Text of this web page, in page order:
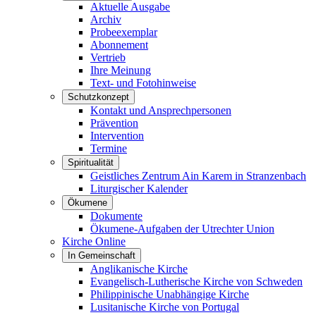
Aktuelle Ausgabe
Archiv
Probeexemplar
Abonnement
Vertrieb
Ihre Meinung
Text- und Fotohinweise
Schutzkonzept
Kontakt und Ansprechpersonen
Prävention
Intervention
Termine
Spiritualität
Geistliches Zentrum Ain Karem in Stranzenbach
Liturgischer Kalender
Ökumene
Dokumente
Ökumene-Aufgaben der Utrechter Union
Kirche Online
In Gemeinschaft
Anglikanische Kirche
Evangelisch-Lutherische Kirche von Schweden
Philippinische Unabhängige Kirche
Lusitanische Kirche von Portugal